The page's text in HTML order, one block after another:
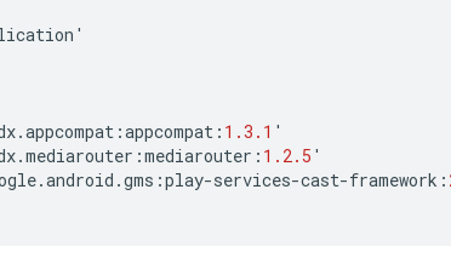
'
.appcompat :appcompat : 1.3.1 '
.mediarouter :mediarouter : 1.2.5 '
.android .gms :play-services-cast-framework :